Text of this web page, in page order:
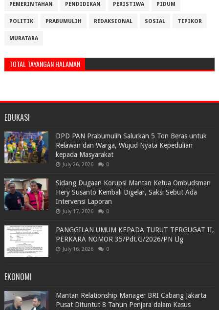
PEMERINTAHAN PENDIDIKAN PERISTIWA PIDUM
POLITIK PRABUMULIH REDAKSIONAL SOSIAL TIPIKOR
MURATARA
TOTAL TAYANGAN HALAMAN
EDUKASI
DPD PAN Prabumulih Salurkan 5 Ton Beras untuk
Relawan dan Warga, Wujud Nyata Kepedulian
kepada Masyarakat
July 26, 2026 0
Sidang Dugaan Korupsi Mantan Ketua Ombudsman
Hery Susanto Kembali Digelar, Saksi Sebut Ada
Intervensi Laporan
July 17, 2026 0
PANGGILAN UMUM KEPADA TURUT TERGUGAT II,
PERKARA NOMOR 35/Pdt.G/2026/PN Llg
July 16, 2026 0
EKONOMI
Mantan Relationship Manager BRI Cabang Jakarta
Pusat Dituntut 8 Tahun Penjara dalam Kasus